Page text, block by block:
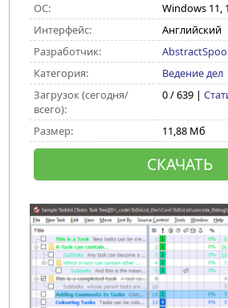
ОС:
Windows 11,
Интерфейс:
Английский
Разработчик:
Категория:
Ведение дел
Загрузок (сегодня/
всего):
0 / 639 |
Размер: 11,88 Мб
СКАЧАТЬ